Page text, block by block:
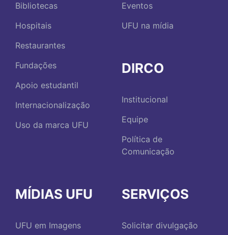
Bibliotecas
Hospitais
Restaurantes
Fundações
Apoio estudantil
Internacionalização
Uso da marca UFU
Eventos
UFU na mídia
DIRCO
Institucional
Equipe
Política de
Comunicação
MÍDIAS UFU
UFU em Imagens
SERVIÇOS
Solicitar divulgação